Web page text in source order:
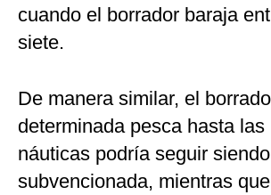
cuando el borrador baraja
siete.
De manera similar, el
determinada pesca hasta las
náuticas podría seguir siendo
subvencionada, mientras